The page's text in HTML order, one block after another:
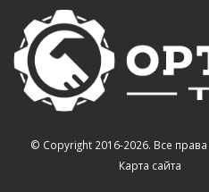
© Copyright 2016-2026. Все
Карта сайта